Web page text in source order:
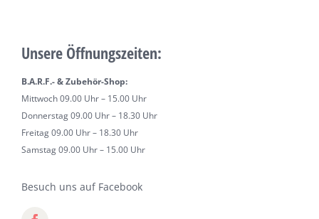
Unsere Öffnungszeiten:
B.A.R.F.- & Zubehör-Shop:
Mittwoch 09.00 Uhr – 15.00 Uhr
Donnerstag 09.00 Uhr – 18.30 Uhr
Freitag 09.00 Uhr – 18.30 Uhr
Samstag 09.00 Uhr – 15.00 Uhr
Besuch uns auf Facebook